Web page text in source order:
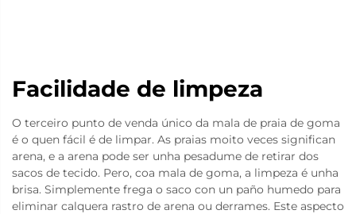
Facilidade de limpeza
O terceiro punto de venda único da mala de praia de goma
é o quen fácil é de limpar. As praias moito veces significan
arena, e a arena pode ser unha pesadume de retirar dos
sacos de tecido. Pero, coa mala de goma, a limpeza é unha
brisa. Simplemente frega o saco con un paño humedo para
eliminar calquera rastro de arena ou derrames. Este aspecto